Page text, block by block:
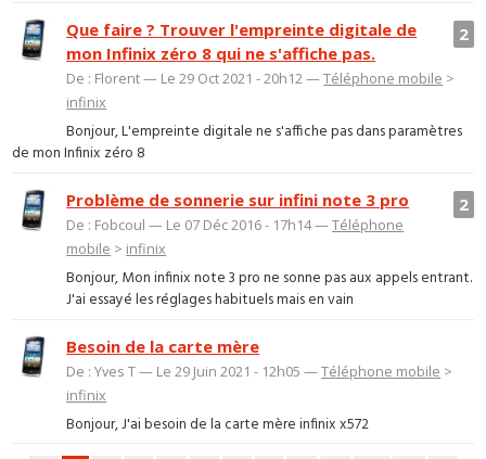
2
Que faire ? Trouver l'empreinte digitale de
mon Infinix zéro 8 qui ne s'affiche pas.
De : Florent — Le 29 Oct 2021 - 20h12 —Téléphone mobile >
infinix
Bonjour, L'empreinte digitale ne s'affiche pas dans paramètres
de mon Infinix zéro 8
2
Problème de sonnerie sur infini note 3 pro
De : Fobcoul — Le 07 Déc 2016 - 17h14 —Téléphone
mobile > infinix
Bonjour, Mon infinix note 3 pro ne sonne pas aux appels entrant.
J'ai essayé les réglages habituels mais en vain
Besoin de la carte mère
De : Yves T — Le 29 Juin 2021 - 12h05 —Téléphone mobile >
infinix
Bonjour, J'ai besoin de la carte mère infinix x572